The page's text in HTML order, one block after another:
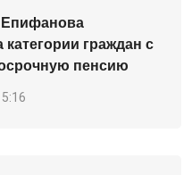
Епифанова
категории граждан с
пенсию